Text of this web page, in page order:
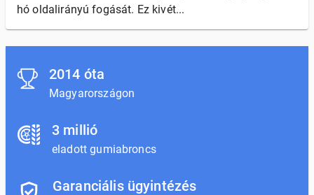
hó oldalirányú fogását. Ez kivét...
2014 óta
Magyarországon
3 millió
eladott gumiabroncs
Garanciális ügyintézés